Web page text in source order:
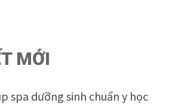
MỚI
spa dưỡng sinh chuẩn y học